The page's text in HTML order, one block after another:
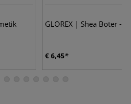
GLOREX | Shea Boter -
€ 6,45